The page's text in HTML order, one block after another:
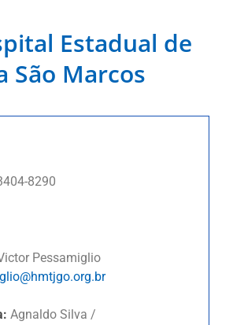
Estadual de
São Marcos
8290
Pessamiglio
Agnaldo Silva /